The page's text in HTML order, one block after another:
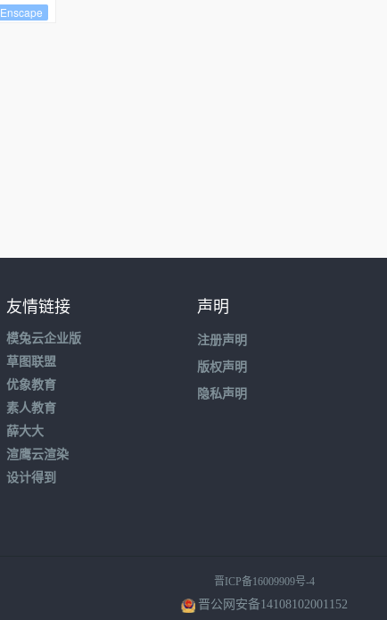
Enscape
友情链接
模兔云企业版
草图联盟
优象教育
素人教育
薛大大
渲鹰云渲染
设计得到
声明
注册声明
版权声明
隐私声明
晋ICP备16009909号-4
晋公网安备14108102001152